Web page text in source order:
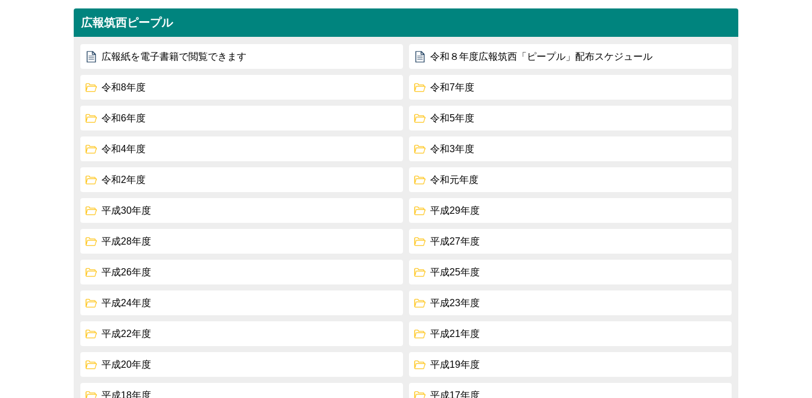
広報筑西ピープル
広報紙を電子書籍で閲覧できます 令和８年度広報筑西「ピープル」配布スケジュール
令和8年度 令和7年度
令和6年度 令和5年度
令和4年度 令和3年度
令和2年度 令和元年度
平成30年度 平成29年度
平成28年度 平成27年度
平成26年度 平成25年度
平成24年度 平成23年度
平成22年度 平成21年度
平成20年度 平成19年度
平成18年度 平成17年度